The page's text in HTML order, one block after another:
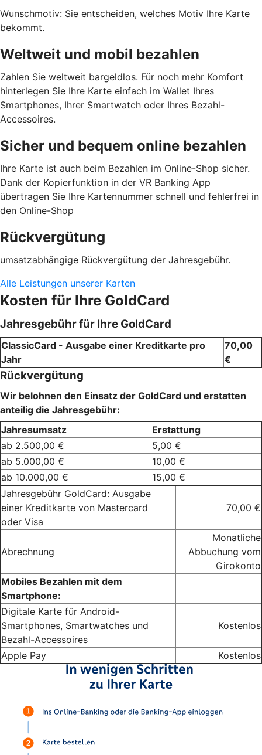
Wunschmotiv: Sie entscheiden, welches Motiv Ihre Karte
bekommt.
Weltweit und mobil bezahlen
Zahlen Sie weltweit bargeldlos. Für noch mehr Komfort
hinterlegen Sie Ihre Karte einfach im Wallet Ihres
Smartphones, Ihrer Smartwatch oder Ihres Bezahl-
Accessoires.
Sicher und bequem online bezahlen
Ihre Karte ist auch beim Bezahlen im Online-Shop sicher.
Dank der Kopierfunktion in der VR Banking App
übertragen Sie Ihre Kartennummer schnell und fehlerfrei in
den Online-Shop
Rückvergütung
umsatzabhängige Rückvergütung der Jahresgebühr.
Alle Leistungen unserer Karten
Kosten für Ihre GoldCard
Jahresgebühr für Ihre GoldCard
ClassicCard - Ausgabe einer Kreditkarte pro
Jahr
70,00
€
Rückvergütung
Wir belohnen den Einsatz der GoldCard und erstatten
anteilig die Jahresgebühr:
Jahresumsatz
Erstattung
ab 2.500,00 €
5,00 €
ab 5.000,00 €
10,00 €
ab 10.000,00 €
15,00 €
Jahresgebühr GoldCard: Ausgabe
einer Kreditkarte von Mastercard
oder Visa
70,00 €
Abrechnung
Monatliche
Abbuchung vom
Girokonto
Mobiles Bezahlen mit dem
Smartphone:
Digitale Karte für Android-
Smartphones, Smartwatches und
Bezahl-Accessoires
Kostenlos
Apple Pay Kostenlos